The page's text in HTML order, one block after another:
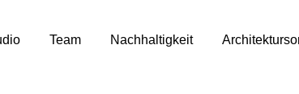
Team Nachhaltigkeit